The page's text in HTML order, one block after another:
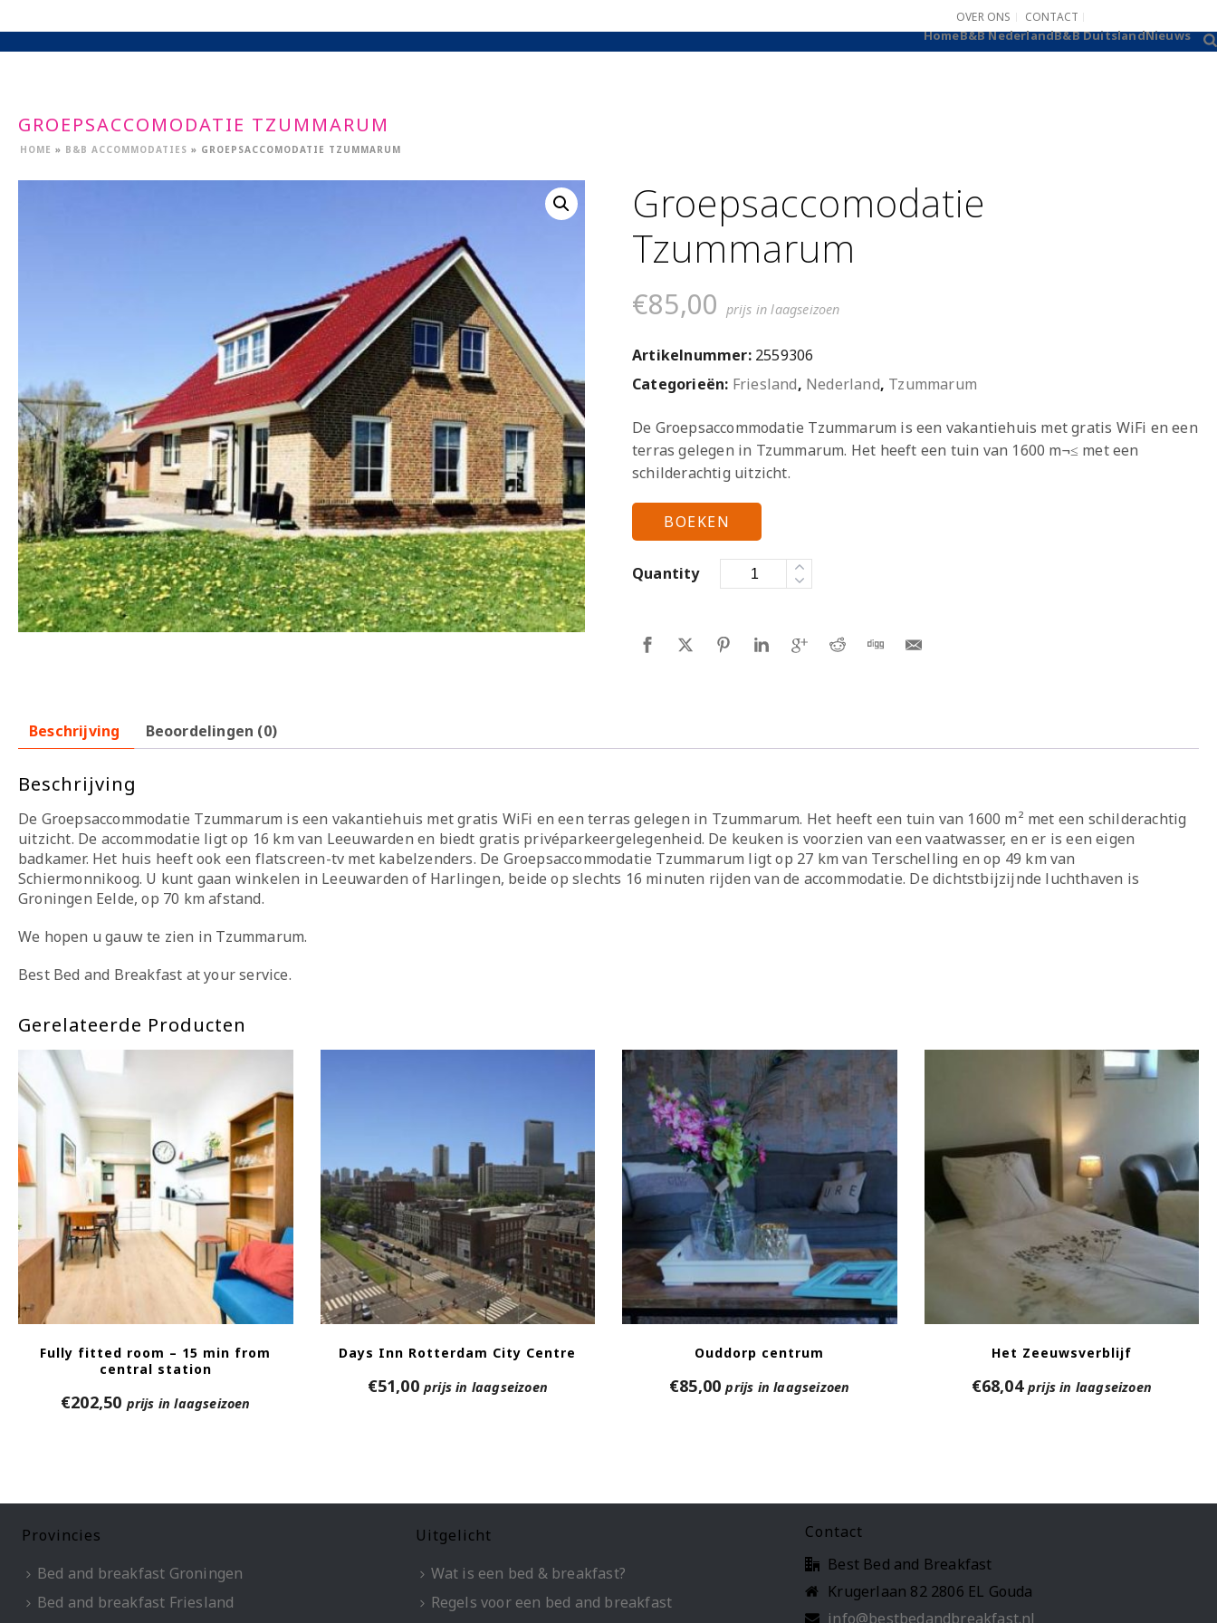
OVER ONS CONTACT
HomeB&B NederlandB&B DuitslandNieuws
GROEPSACCOMODATIE TZUMMARUM
HOME » B&B ACCOMMODATIES » GROEPSACCOMODATIE TZUMMARUM
Groepsaccomodatie
Tzummarum
€85,00 prijs in laagseizoen
Artikelnummer: 2559306
Categorieën: Friesland, Nederland, Tzummarum
De Groepsaccommodatie Tzummarum is een vakantiehuis met gratis WiFi en een
terras gelegen in Tzummarum. Het heeft een tuin van 1600 m¬≤ met een
schilderachtig uitzicht.
BOEKEN
Quantity
Beschrijving Beoordelingen (0)
Beschrijving
De Groepsaccommodatie Tzummarum is een vakantiehuis met gratis WiFi en een terras gelegen in Tzummarum. Het heeft een tuin van 1600 m² met een schilderachtig
uitzicht. De accommodatie ligt op 16 km van Leeuwarden en biedt gratis privéparkeergelegenheid. De keuken is voorzien van een vaatwasser, en er is een eigen
badkamer. Het huis heeft ook een flatscreen-tv met kabelzenders. De Groepsaccommodatie Tzummarum ligt op 27 km van Terschelling en op 49 km van
Schiermonnikoog. U kunt gaan winkelen in Leeuwarden of Harlingen, beide op slechts 16 minuten rijden van de accommodatie. De dichtstbijzijnde luchthaven is
Groningen Eelde, op 70 km afstand.
We hopen u gauw te zien in Tzummarum.
Best Bed and Breakfast at your service.
Gerelateerde Producten
Fully fitted room – 15 min from
central station
€202,50 prijs in laagseizoen
Days Inn Rotterdam City Centre
€51,00 prijs in laagseizoen
Ouddorp centrum
€85,00 prijs in laagseizoen
Het Zeeuwsverblijf
€68,04 prijs in laagseizoen
Provincies
Bed and breakfast Groningen
Bed and breakfast Friesland
Uitgelicht
Wat is een bed & breakfast?
Regels voor een bed and breakfast
Contact
Best Bed and Breakfast
Krugerlaan 82 2806 EL Gouda
info@bestbedandbreakfast.nl